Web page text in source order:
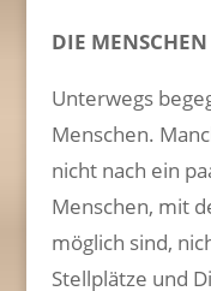
DIE MENSCHEN
Unterwegs
Menschen.
nicht nach ein
Menschen, mit
möglich sind,
Stellplätze und